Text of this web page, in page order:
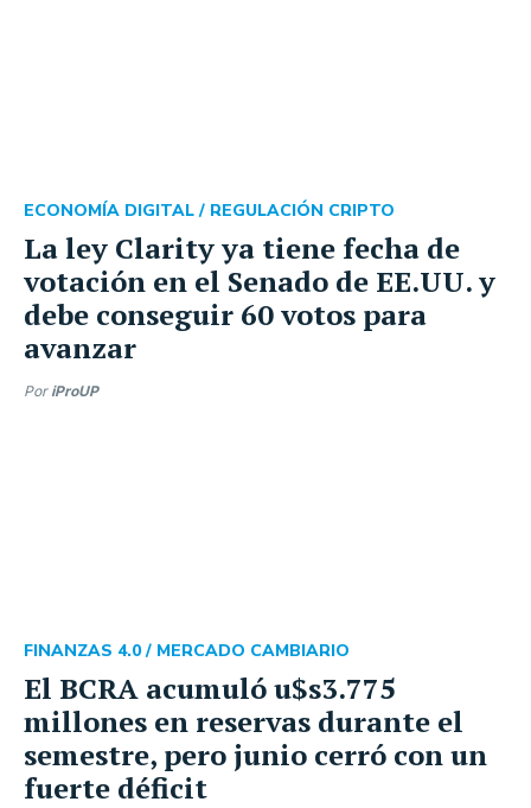
La ley Clarity ya tiene fecha de
votación en el Senado de EE.UU. y
debe conseguir 60 votos para
avanzar
ECONOMÍA DIGITAL / REGULACIÓN CRIPTO
Por iProUP
El BCRA acumuló u$s3.775
millones en reservas durante el
semestre, pero junio cerró con un
fuerte déficit
FINANZAS 4.0 / MERCADO CAMBIARIO